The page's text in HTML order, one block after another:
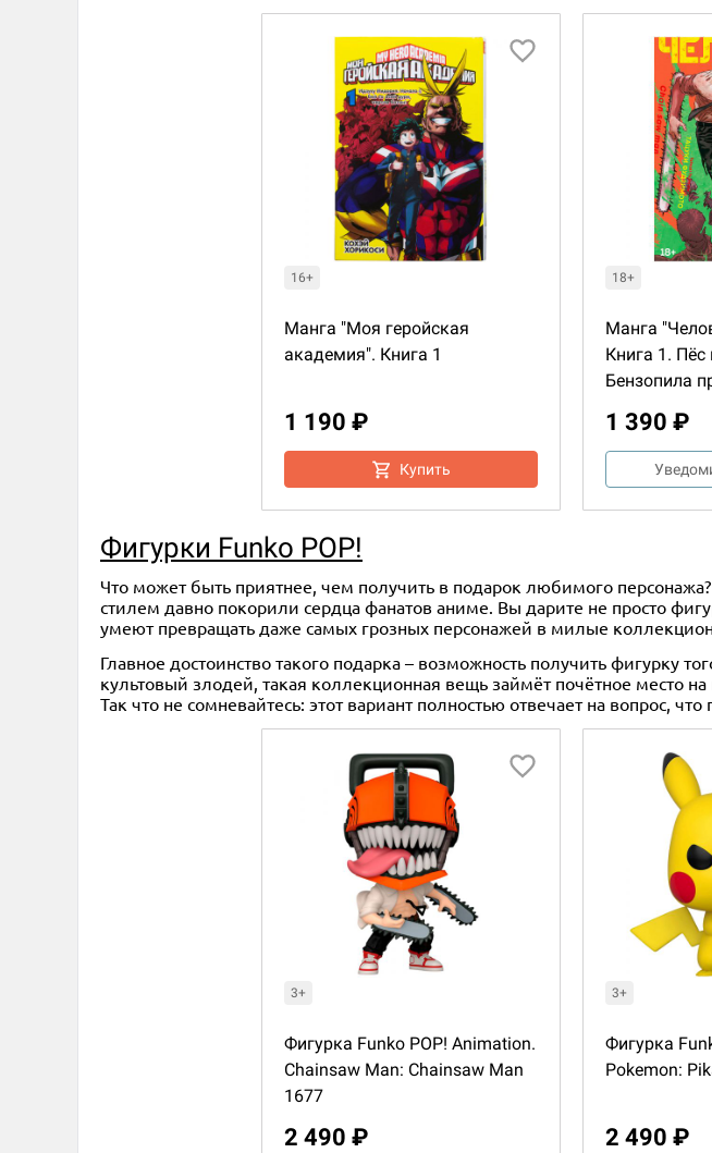
16+
Манга "Моя геройская
академия". Книга 1
1 190 ₽
Купить
18+
Манга
Книга 1. Пёс
Бензопила
1 390 ₽
Фигурки Funko POP!
Что может быть приятнее, чем получить в подарок любимого
стилем давно покорили сердца фанатов аниме. Вы дарите не просто
умеют превращать даже самых грозных персонажей в милые
Главное достоинство такого подарка – возможность получить фигурку
культовый злодей, такая коллекционная вещь займёт почётное место
Так что не сомневайтесь: этот вариант полностью отвечает на вопрос,
3+
Фигурка Funko POP! Animation.
Chainsaw Man: Chainsaw Man
1677
2 490 ₽
3+
Фигурка
Pokemon:
2 490 ₽